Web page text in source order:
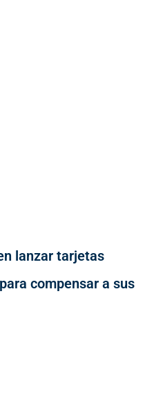
lanzar tarjetas
compensar a sus